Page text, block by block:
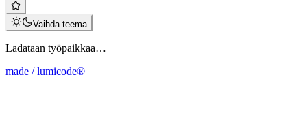
Vaihda teema
Ladataan työpaikkaa…
made / lumicode®